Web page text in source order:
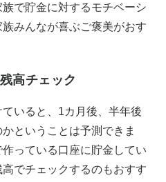
で貯金に対するモチベーシ
みんなが喜ぶご褒美がおす
高チェック
いると、1カ月後、半年後
ということは予測できま
っている口座に貯金してい
でチェックするのもおすす